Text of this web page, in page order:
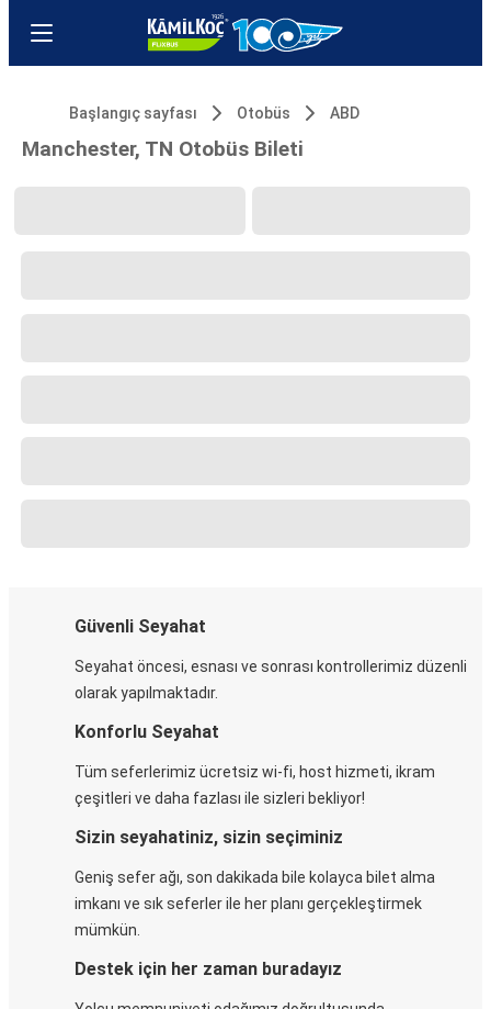
Başlangıç sayfası Otobüs ABD
Manchester, TN Otobüs Bileti
Güvenli Seyahat
Seyahat öncesi, esnası ve sonrası kontrollerimiz düzenli
olarak yapılmaktadır.
Konforlu Seyahat
Tüm seferlerimiz ücretsiz wi-fi, host hizmeti, ikram
çeşitleri ve daha fazlası ile sizleri bekliyor!
Sizin seyahatiniz, sizin seçiminiz
Geniş sefer ağı, son dakikada bile kolayca bilet alma
imkanı ve sık seferler ile her planı gerçekleştirmek
mümkün.
Destek için her zaman buradayız